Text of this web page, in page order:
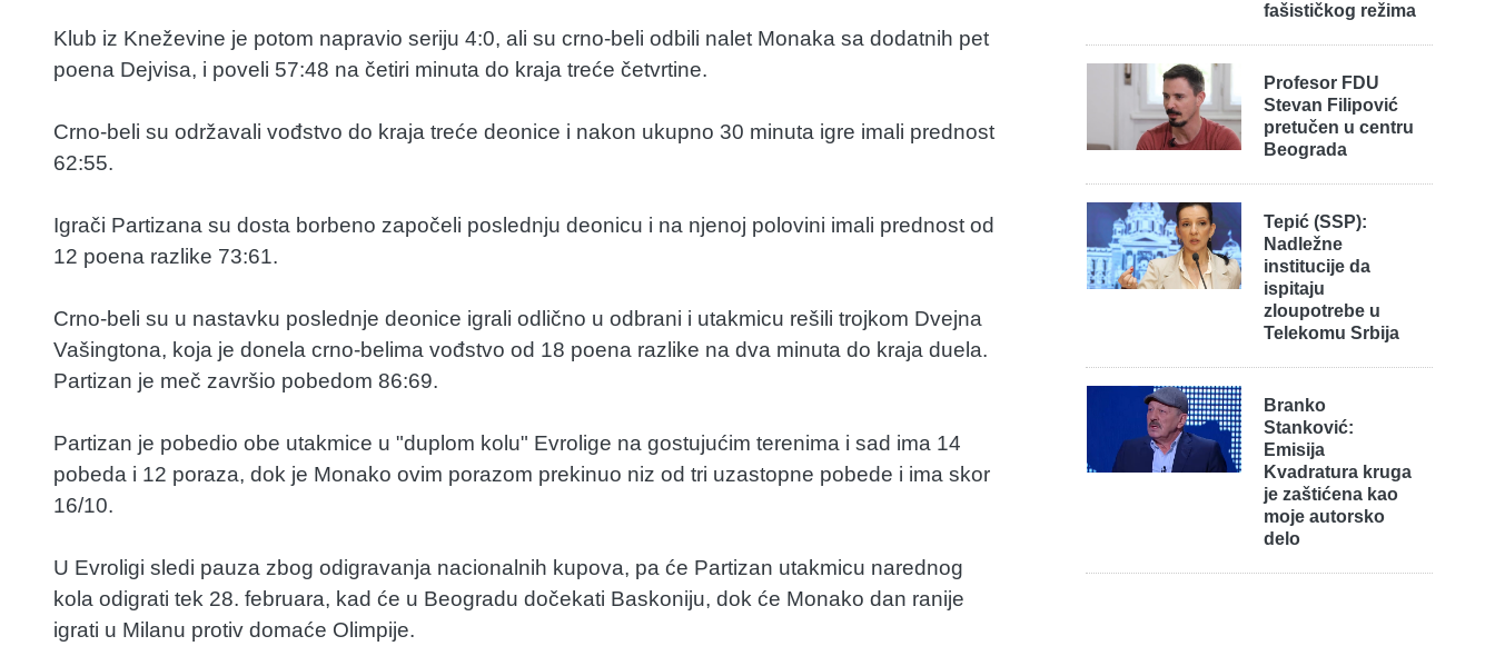
Klub iz Kneževine je potom napravio seriju 4:0, ali su crno-beli odbili nalet Monaka sa dodatnih pet
poena Dejvisa, i poveli 57:48 na četiri minuta do kraja treće četvrtine.
Crno-beli su održavali vođstvo do kraja treće deonice i nakon ukupno 30 minuta igre imali prednost
62:55.
Igrači Partizana su dosta borbeno započeli poslednju deonicu i na njenoj polovini imali prednost od
12 poena razlike 73:61.
Crno-beli su u nastavku poslednje deonice igrali odlično u odbrani i utakmicu rešili trojkom Dvejna
Vašingtona, koja je donela crno-belima vođstvo od 18 poena razlike na dva minuta do kraja duela.
Partizan je meč završio pobedom 86:69.
Partizan je pobedio obe utakmice u "duplom kolu" Evrolige na gostujućim terenima i sad ima 14
pobeda i 12 poraza, dok je Monako ovim porazom prekinuo niz od tri uzastopne pobede i ima skor
16/10.
U Evroligi sledi pauza zbog odigravanja nacionalnih kupova, pa će Partizan utakmicu narednog
kola odigrati tek 28. februara, kad će u Beogradu dočekati Baskoniju, dok će Monako dan ranije
igrati u Milanu protiv domaće Olimpije.
fašističkog režima
Profesor FDU
Stevan Filipović
pretučen u centru
Beograda
Tepić (SSP):
Nadležne
institucije da
ispitaju
zloupotrebe u
Telekomu Srbija
Branko
Stanković:
Emisija
Kvadratura kruga
je zaštićena kao
moje autorsko
delo